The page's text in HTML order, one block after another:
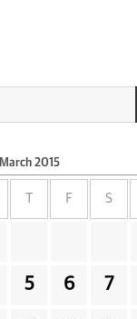
March 2015
F S
5 6 7